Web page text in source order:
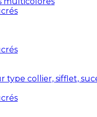
type collier, sifflet,